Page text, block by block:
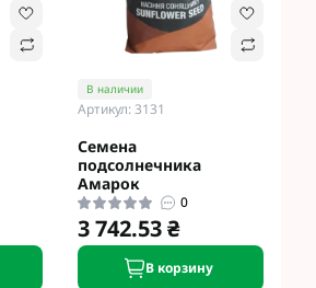
В наличии
Артикул: 3131
Семена
подсолнечника
Амарок
0
3 742.53 ₴
В корзину